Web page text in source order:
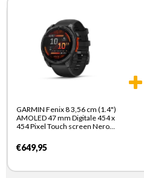
GARMIN Fenix 8 3,56 cm (1.4")
AMOLED 47 mm Digitale 454 x
454 Pixel Touch screen Nero
€649,95